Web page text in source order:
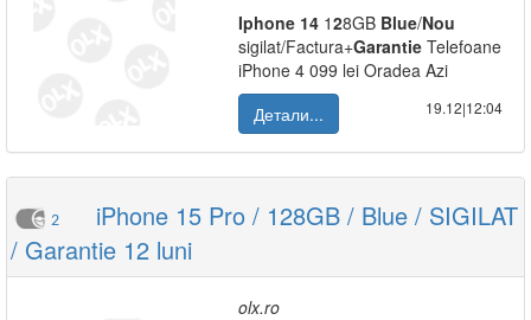
Iphone 14 128GB Blue/Nou
sigilat/Factura+Garantie Telefoane
iPhone 4 099 lei Oradea Azi
Детали...
19.12|12:04
2
iPhone 15 Pro / 128GB / Blue / SIGILAT
/ Garantie 12 luni
olx.ro